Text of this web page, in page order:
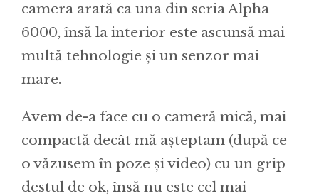
camera arată ca una din seria Alpha
6000, însă la interior este ascunsă mai
multă tehnologie și un senzor mai
mare.
Avem de-a face cu o cameră mică, mai
compactă decât mă așteptam (după ce
o văzusem în poze și video) cu un grip
destul de ok, însă nu este cel mai